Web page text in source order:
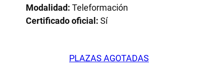
Modalidad: Teleformación
Certificado oficial: Sí
PLAZAS AGOTADAS